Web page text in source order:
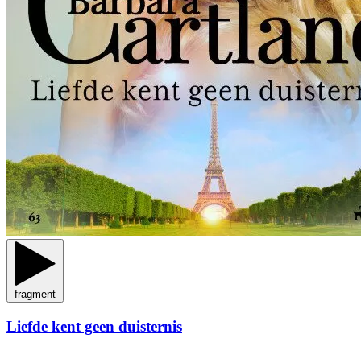
fragment
Liefde kent geen duisternis